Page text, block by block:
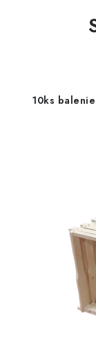
10ks